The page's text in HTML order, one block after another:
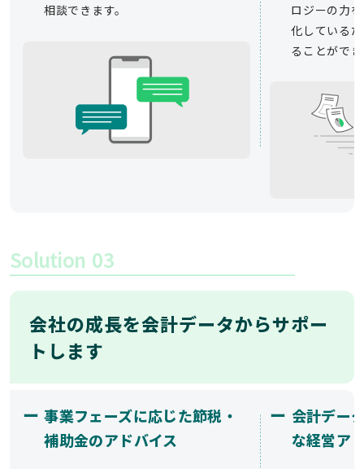
相談できます。
ロジーの力
化している
ることがで
Solution 03
会社の成長を会計データからサポー
トします
ー 事業フェーズに応じた節税・
補助金のアドバイス
ー 会計デー
な経営ア